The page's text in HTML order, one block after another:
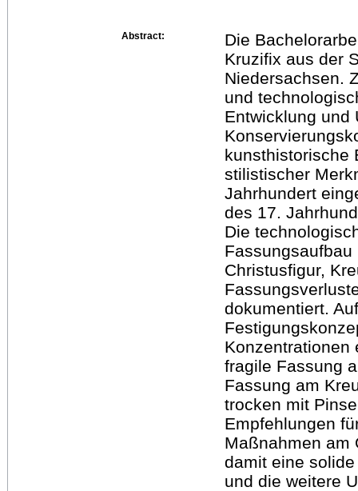
Abstract:
Die
Kruzifix aus der
Niedersachsen.
und
Entwicklung und
kunsthistorische
stilistischer
Jahrhundert
des 17.
Die
Christusfigur,
dokumentiert.
Konzentrationen
fragile Fassung
Fassung am
trocken mit
Empfehlungen
Maßnahmen am
damit eine
und die weitere